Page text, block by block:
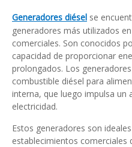
Generadores diésel se
generadores más utilizados
comerciales. Son conocidos
capacidad de proporcionar
prolongados. Los
combustible diésel para
interna, que luego impulsa un
electricidad.
Estos generadores son
establecimientos comerciales